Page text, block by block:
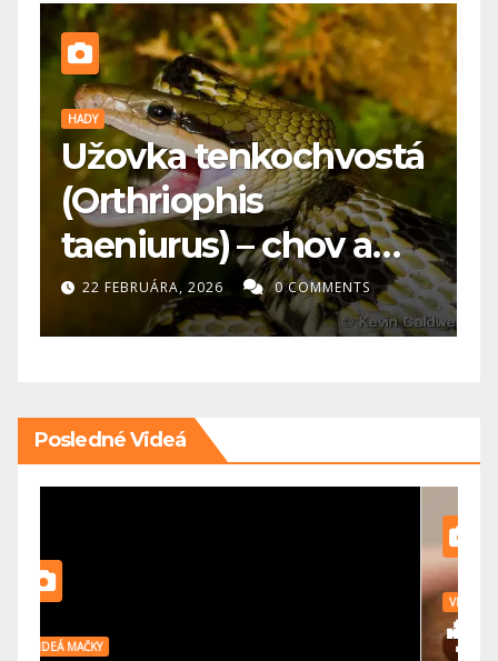
HADY
Užovka tenkochvostá
(Orthriophis
taeniurus) – chov a
starostlivosť
22 FEBRUÁRA, 2026 0 COMMENTS
Posledné Videá
🎥 Morča domáce –